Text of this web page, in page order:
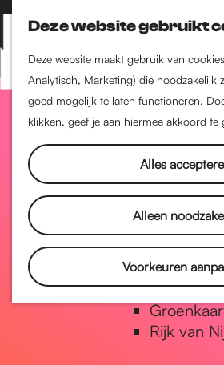
Deze website gebruikt
Deze website maakt gebruik van
Analytisch, Marketing) die noodzakelijk
goed mogelijk te laten functioneren.
klikken, geef je aan hiermee akkoord te
Alles
Alleen
Voorkeuren
Z
o
e
k
e
K
a
a
r
t
M
e
n
Nijmegen-
Lindenholt
Historie
De oudste
Nederland
Romeinse
Vrede van
Natuur in
Rijk van